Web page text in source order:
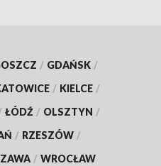
/ GDAŃSK /
/ KIELCE /
ŁÓDŹ / OLSZTYN /
/ RZESZÓW /
/ WROCŁAW